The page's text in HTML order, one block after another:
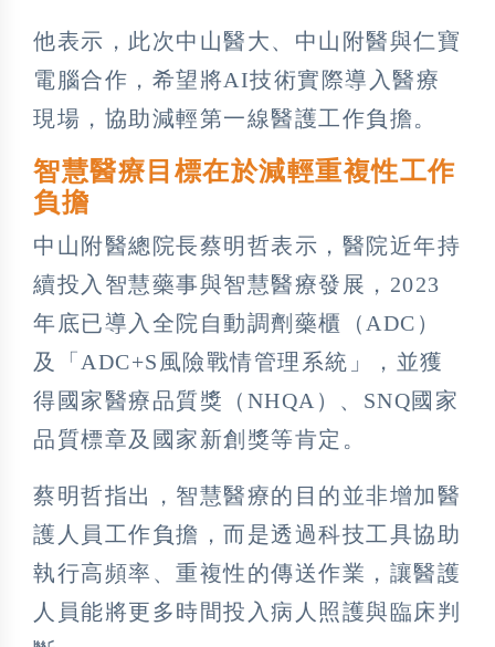
他表示，此次中山醫大、中山附醫與仁寶
電腦合作，希望將AI技術實際導入醫療
現場，協助減輕第一線醫護工作負擔。
智慧醫療目標在於減輕重複性工作
負擔
中山附醫總院長蔡明哲表示，醫院近年持
續投入智慧藥事與智慧醫療發展，2023
年底已導入全院自動調劑藥櫃（ADC）
及「ADC+S風險戰情管理系統」，並獲
得國家醫療品質獎（NHQA）、SNQ國家
品質標章及國家新創獎等肯定。
蔡明哲指出，智慧醫療的目的並非增加醫
護人員工作負擔，而是透過科技工具協助
執行高頻率、重複性的傳送作業，讓醫護
人員能將更多時間投入病人照護與臨床判